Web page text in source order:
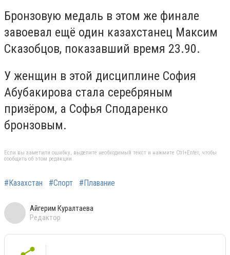
Бронзовую медаль в этом же финале
завоевал ещё один казахстанец Максим
Сказобцов, показавший время 23.90.
У женщин в этой дисциплине София
Абубакирова стала серебряным
призёром, а Софья Сподаренко
бронзовым.
Если вы заметили ошибку, выделите необходимый текст и нажмите Ctrl+Enter, чтобы
сообщить об этом редакции
#Казахстан #Спорт #Плавание
Айгерим Куралтаева
Редактор